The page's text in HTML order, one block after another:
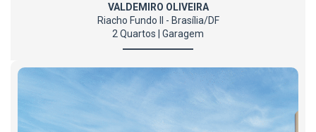
VALDEMIRO OLIVEIRA
Riacho Fundo II - Brasília/DF
2 Quartos | Garagem